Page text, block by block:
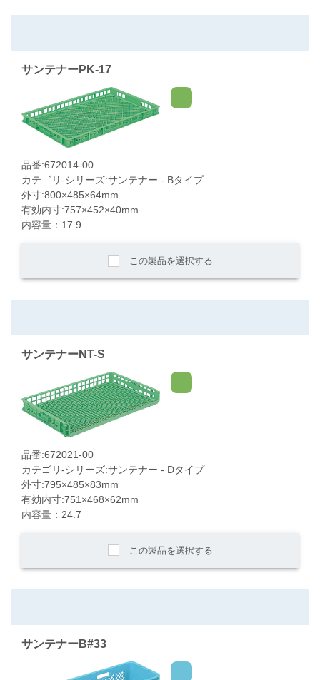
サンテナーPK-17
品番:672014-00
カテゴリ-シリーズ:サンテナー - Bタイプ
外寸:800×485×64mm
有効内寸:757×452×40mm
内容量：17.9
この製品を選択する
サンテナーNT-S
品番:672021-00
カテゴリ-シリーズ:サンテナー - Dタイプ
外寸:795×485×83mm
有効内寸:751×468×62mm
内容量：24.7
この製品を選択する
サンテナーB#33